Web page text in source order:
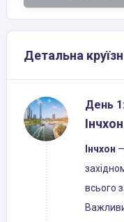
Детальна
День
Інчхон
всього